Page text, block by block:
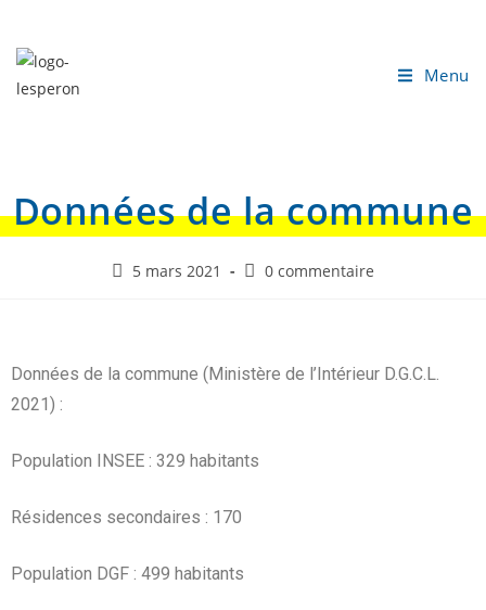
Menu
Données de la commune
5 mars 2021 0 commentaire
Données de la commune (Ministère de l’Intérieur D.G.C.L.
2021) :
Population INSEE : 329 habitants
Résidences secondaires : 170
Population DGF : 499 habitants